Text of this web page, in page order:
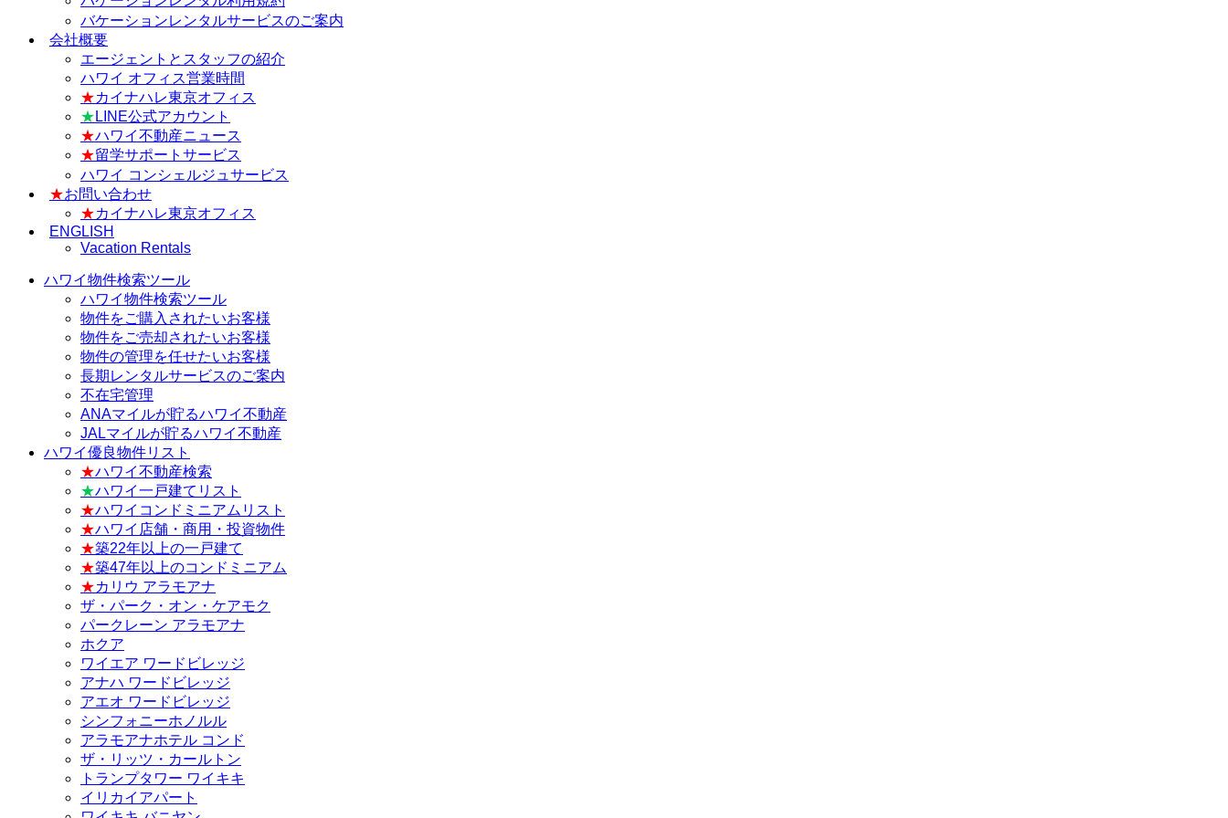
バケーションレンタルサービスのご案内
会社概要
エージェントとスタッフの紹介
ハワイ オフィス営業時間
★カイナハレ東京オフィス
★ LINE公式アカウント
★ハワイ不動産ニュース
★留学サポートサービス
ハワイ コンシェルジュサービス
★お問い合わせ
★カイナハレ東京オフィス
ENGLISH
Vacation Rentals
ハワイ物件検索ツール
ハワイ物件検索ツール
物件をご購入されたいお客様
物件をご売却されたいお客様
物件の管理を任せたいお客様
長期レンタルサービスのご案内
不在宅管理
ANAマイルが貯るハワイ不動産
JALマイルが貯るハワイ不動産
ハワイ優良物件リスト
★ハワイ不動産検索
★ハワイ一戸建てリスト
★ハワイコンドミニアムリスト
★ハワイ店舗・商用・投資物件
★築22年以上の一戸建て
★築47年以上のコンドミニアム
★カリウ アラモアナ
ザ・パーク・オン・ケアモク
パークレーン アラモアナ
ホクア
ワイエア ワードビレッジ
アナハ ワードビレッジ
アエオ ワードビレッジ
シンフォニーホノルル
アラモアナホテル コンド
ザ・リッツ・カールトン
トランプタワー ワイキキ
イリカイアパート